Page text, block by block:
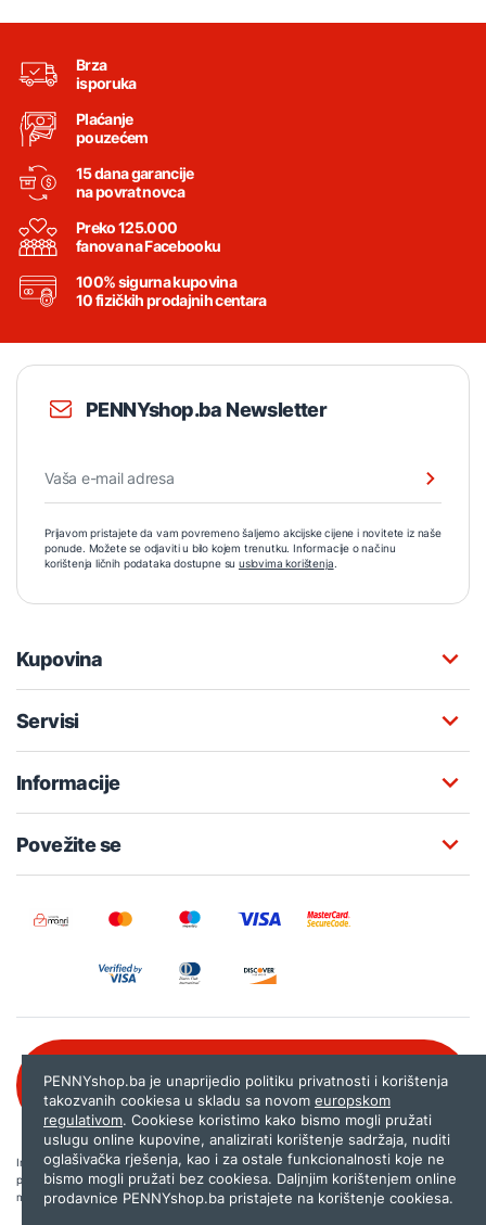
Brza
isporuka
Plaćanje
pouzećem
15 dana garancije
na povrat novca
Preko 125.000
fanova na Facebooku
100% sigurna kupovina
10 fizičkih prodajnih centara
PENNYshop.ba Newsletter
Prijavom pristajete da vam povremeno šaljemo akcijske cijene i novitete iz naše
ponude. Možete se odjaviti u bilo kojem trenutku. Informacije o načinu
korištenja ličnih podataka dostupne su uslovima korištenja.
Kupovina
Servisi
Informacije
Povežite se
080 020 261
Internet trgovina PENNYshop.ba nastoji objavljivati samo provjerene i pravilne
podatke. Ako na našoj stranici otkrijete neistinite, odnosno neadekvatne informacije,
molimo vas da nam to javite nashop@pennyplus.com .
PENNYshop.ba je unaprijedio politiku privatnosti i korištenja
takozvanih cookiesa u skladu sa novom europskom
regulativom. Cookiese koristimo kako bismo mogli pružati
uslugu online kupovine, analizirati korištenje sadržaja, nuditi
oglašivačka rješenja, kao i za ostale funkcionalnosti koje ne
bismo mogli pružati bez cookiesa. Daljnjim korištenjem online
prodavnice PENNYshop.ba pristajete na korištenje cookiesa.